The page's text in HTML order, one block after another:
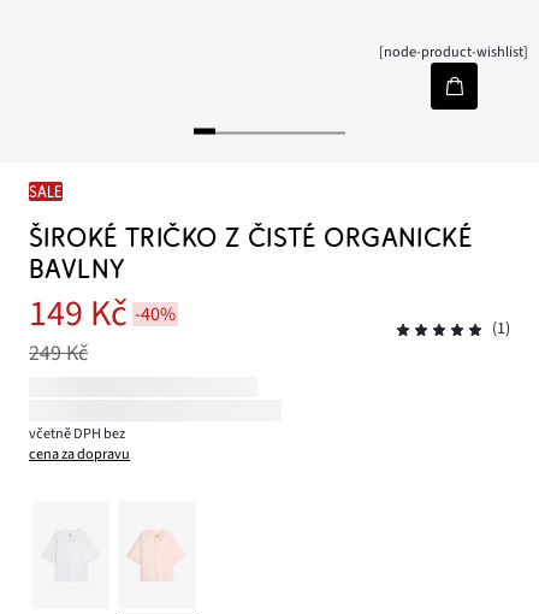
[node-product-wishlist]
SALE
ŠIROKÉ TRIČKO Z ČISTÉ ORGANICKÉ
BAVLNY
149 Kč -40%
249 Kč
(1)
včetně DPH bez
cena za dopravu